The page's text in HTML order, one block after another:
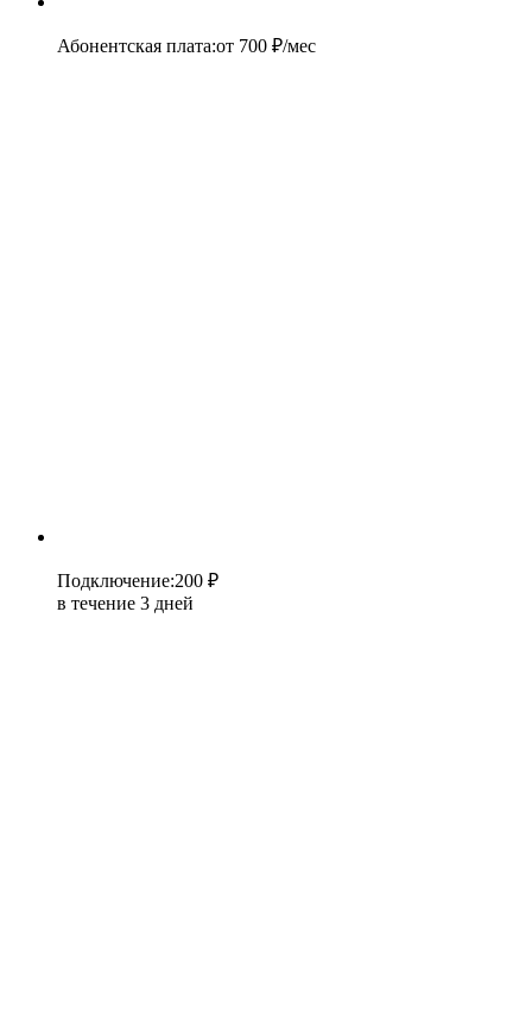
Абонентская плата:от 700 ₽/мес
Подключение:200 ₽
в течение 3 дней